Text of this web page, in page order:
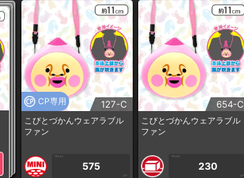
CP専用 127-C
こびとづかんウェアラブル
ファン
1PLAY
575
CP
654-C
こびとづかんウェアラブル
ファン
1PLAY
230
CP